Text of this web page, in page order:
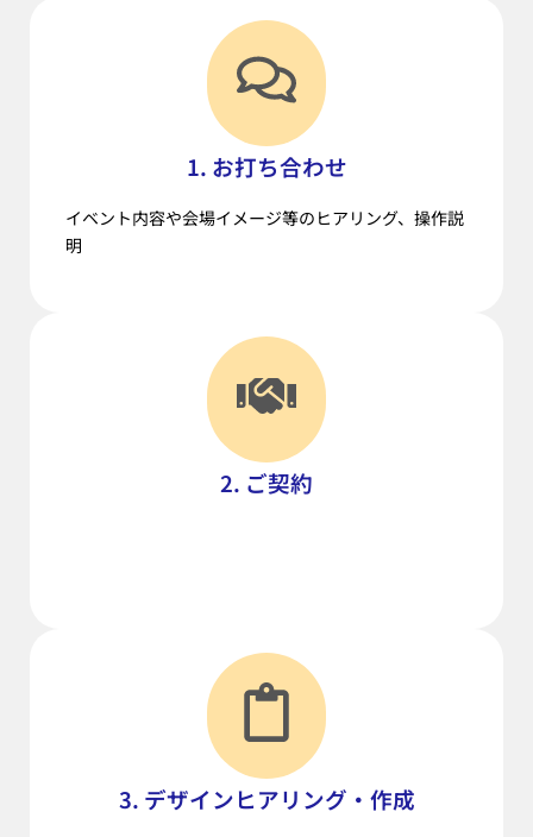
1. お打ち合わせ
イベント内容や会場イメージ等のヒアリング、操作説
明
2. ご契約
3. デザインヒアリング・作成